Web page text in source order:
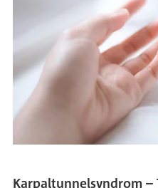
Karpaltunnelsyndrom